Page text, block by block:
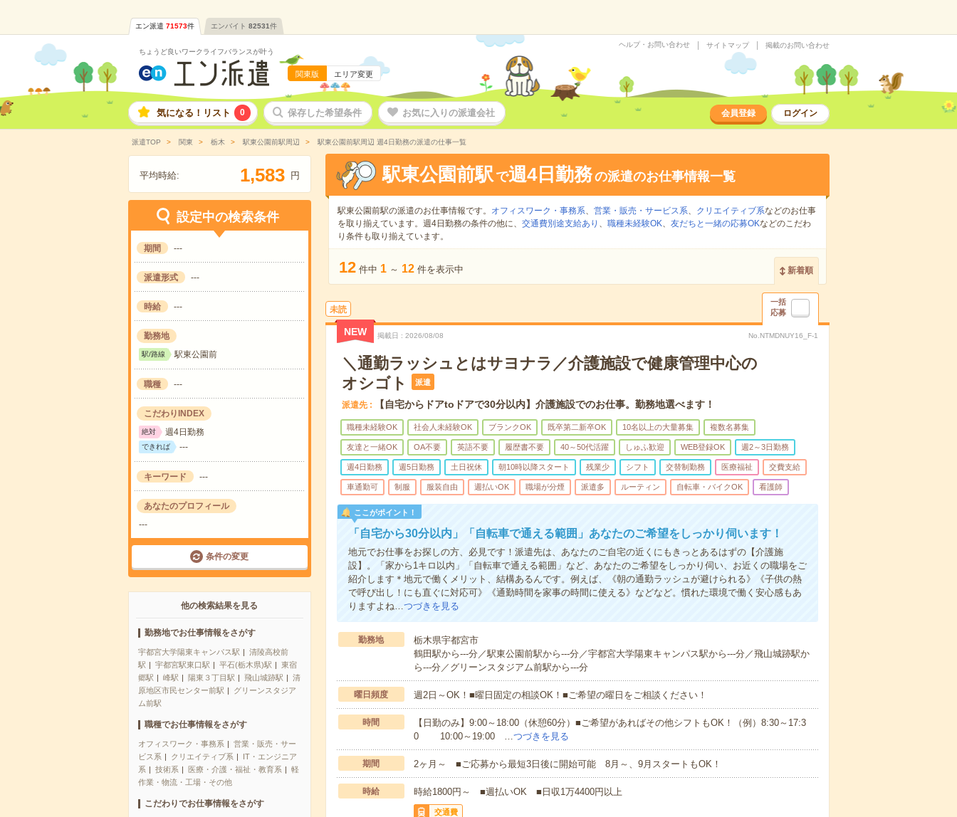
エン派遣 71573件 エンバイト 82531件
ちょうど良いワークライフバランスが叶う
関東版 エリア変更
ヘルプ・お問い合わせ サイトマップ 掲載のお問い合わせ
気になる！リスト 0 保存した希望条件 お気に入りの派遣会社 会員登録 ログイン
派遣TOP 関東 栃木 駅東公園前駅周辺 駅東公園前駅周辺 週4日勤務の派遣の仕事一覧
平均時給: 1,583 円
設定中の検索条件
期間 ---
派遣形式 ---
時給 ---
勤務地
駅/路線 駅東公園前
職種 ---
こだわりINDEX
絶対 週4日勤務
できれば ---
キーワード ---
あなたのプロフィール
---
条件の変更
他の検索結果を見る
勤務地でお仕事情報をさがす
宇都宮大学陽東キャンパス駅
清陵高校前
駅
宇都宮駅東口駅 平石(栃木県)駅
東宿
郷駅
峰駅 陽東３丁目駅 飛山城跡駅
清
原地区市民センター前駅
グリーンスタジア
ム前駅
職種でお仕事情報をさがす
オフィスワーク・事務系
営業・販売・サー
ビス系
クリエイティブ系
IT・エンジニア
系
技術系 医療・介護・福祉・教育系
軽
作業・物流・工場・その他
こだわりでお仕事情報をさがす
駅東公園前駅 で週4日勤務の派遣のお仕事情報一覧
駅東公園前駅の派遣のお仕事情報です。 オフィスワーク・事務系、 営業・販売・サービス系、 クリエイティブ系などのお仕事
を取り揃えています。週4日勤務の条件の他に、 交通費別途支給あり 、 職種未経験OK、 友だちと一緒の応募OKなどのこだわ
り条件も取り揃えています。
12 件中 1 ～ 12 件を表示中 新着順
未読
一括
応募
NEW 掲載日 2026/08/08 No.NTMDNUY16_F-1
＼通勤ラッシュとはサヨナラ／介護施設で健康管理中心の
オシゴト
派遣
派遣先 【自宅からドアtoドアで30分以内】介護施設でのお仕事。勤務地選べます！
職種未経験OK 社会人未経験OK ブランクOK 既卒第二新卒OK 10名以上の大量募集 複数名募集
友達と一緒OK OA不要 英語不要 履歴書不要 40～50代活躍 しゅふ歓迎 WEB登録OK 週2～3日勤務
週4日勤務 週5日勤務 土日祝休 朝10時以降スタート 残業少 シフト 交替制勤務 医療福祉 交費支給
車通勤可 制服 服装自由 週払いOK 職場が分煙 派遣多 ルーティン 自転車・バイクOK 看護師
ここがポイント！
「自宅から30分以内」「自転車で通える範囲」あなたのご希望をしっかり伺います！
地元でお仕事をお探しの方、必見です！派遣先は、あなたのご自宅の近くにもきっとあるはずの【介護施
設】。「家から1キロ以内」「自転車で通える範囲」など、あなたのご希望をしっかり伺い、お近くの職場をご
紹介します＊地元で働くメリット、結構あるんです。例えば、《朝の通勤ラッシュが避けられる》《子供の熱
で呼び出し！にも直ぐに対応可》《通勤時間を家事の時間に使える》などなど。慣れた環境で働く安心感もあ
りますよね…つづきを見る
勤務地
栃木県宇都宮市
鶴田駅から---分／駅東公園前駅から---分／宇都宮大学陽東キャンパス駅から---分／飛山城跡駅か
ら---分／グリーンスタジアム前駅から---分
曜日頻度 週2日～OK！■曜日固定の相談OK！■ご希望の曜日をご相談ください！
時間
【日勤のみ】9:00～18:00（休憩60分）■ご希望があればその他シフトもOK！（例）8:30～17:3
0 10:00～19:00 …つづきを見る
期間 2ヶ月～ ■ご応募から最短3日後に開始可能 8月～、9月スタートもOK！
時給 時給1800円～ ■週払いOK ■日収1万4400円以上
交通費